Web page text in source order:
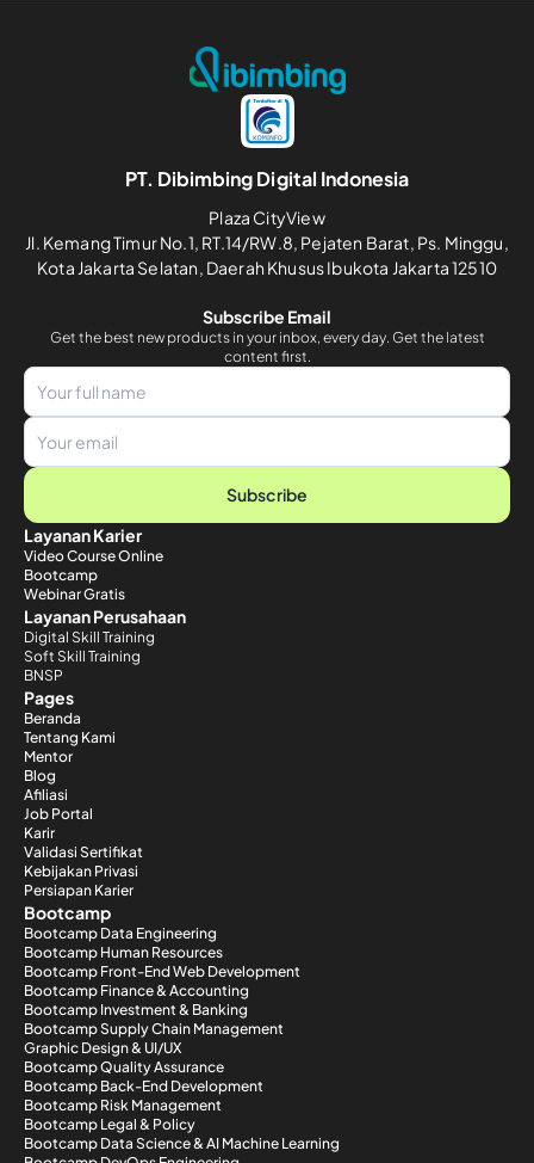
PT. Dibimbing Digital Indonesia
Plaza CityView
Jl. Kemang Timur No.1, RT.14/RW.8, Pejaten Barat, Ps. Minggu,
Kota Jakarta Selatan, Daerah Khusus Ibukota Jakarta 12510
Subscribe Email
Get the best new products in your inbox, every day. Get the latest
content first.
Subscribe
Layanan Karier
Video Course Online
Bootcamp
Webinar Gratis
Layanan Perusahaan
Digital Skill Training
Soft Skill Training
BNSP
Pages
Beranda
Tentang Kami
Mentor
Blog
Afiliasi
Job Portal
Karir
Validasi Sertifikat
Kebijakan Privasi
Persiapan Karier
Bootcamp
Bootcamp Data Engineering
Bootcamp Human Resources
Bootcamp Front-End Web Development
Bootcamp Finance & Accounting
Bootcamp Investment & Banking
Bootcamp Supply Chain Management
Graphic Design & UI/UX
Bootcamp Quality Assurance
Bootcamp Back-End Development
Bootcamp Risk Management
Bootcamp Legal & Policy
Bootcamp Data Science & AI Machine Learning